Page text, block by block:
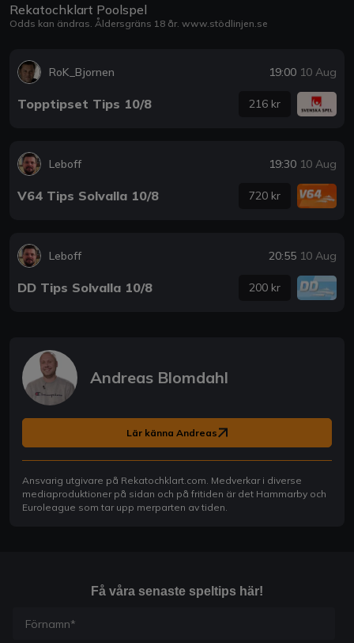
Rekatochklart Poolspel
Odds kan ändras. Åldersgräns 18 år. www.stödlinjen.se
RoK_Bjornen 19:00 10 Aug
Topptipset Tips 10/8 216 kr
Leboff 19:30 10 Aug
V64 Tips Solvalla 10/8 720 kr
Leboff 20:55 10 Aug
DD Tips Solvalla 10/8 200 kr
Andreas Blomdahl
Lär känna Andreas
Ansvarig utgivare på Rekatochklart.com. Medverkar i diverse
mediaproduktioner på sidan och på fritiden är det Hammarby och
Euroleague som tar upp merparten av tiden.
Få våra senaste speltips här!